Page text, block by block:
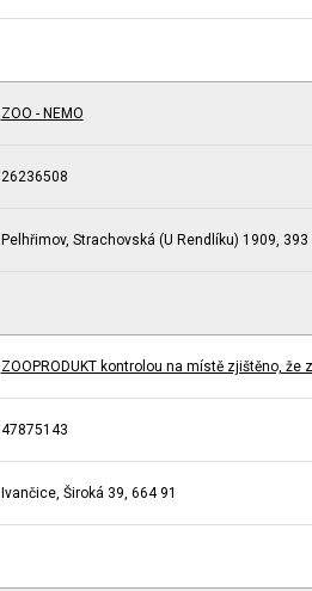
ZOO - NEMO
26236508
Pelhřimov, Strachovská (U Rendlíku) 1909, 393
ZOOPRODUKT kontrolou na místě zjištěno, že
47875143
Ivančice, Široká 39, 664 91